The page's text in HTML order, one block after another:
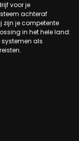
voor je
achteraf
zijn je competente
in het hele land:
systemen als